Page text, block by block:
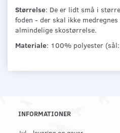
Størrelse: De er lidt små i
foden - der skal ikke
almindelige skostørrelse.
Materiale: 100% polyester
INFORMATIONER